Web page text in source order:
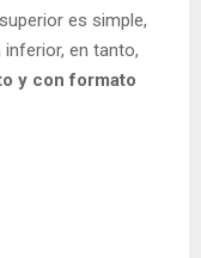
es simple,
inferior, en tanto,
y con formato